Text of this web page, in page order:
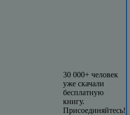
30 000+ человек
уже скачали
бесплатную
книгу.
Присоединяйтесь!